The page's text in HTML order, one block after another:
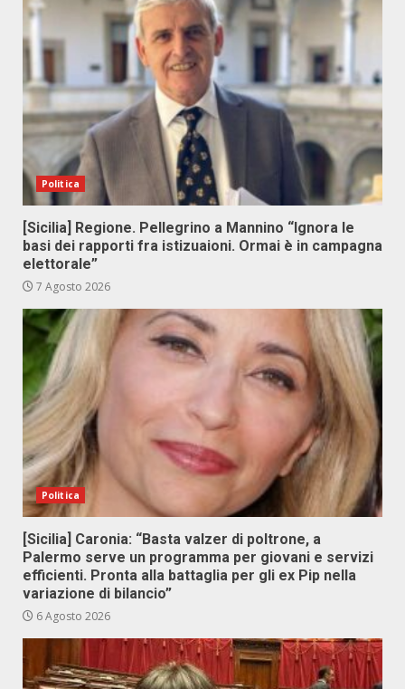
Politica
[Sicilia] Regione. Pellegrino a Mannino “Ignora le
basi dei rapporti fra istizuaioni. Ormai è in campagna
elettorale”
7 Agosto 2026
Politica
[Sicilia] Caronia: “Basta valzer di poltrone, a
Palermo serve un programma per giovani e servizi
efficienti. Pronta alla battaglia per gli ex Pip nella
variazione di bilancio”
6 Agosto 2026